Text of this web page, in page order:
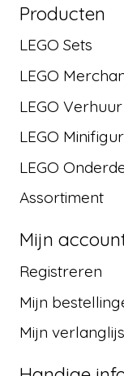
Producten
LEGO Sets
LEGO
LEGO Verhuur
LEGO
LEGO
Assortiment
Mijn
Registreren
Mijn
Mijn